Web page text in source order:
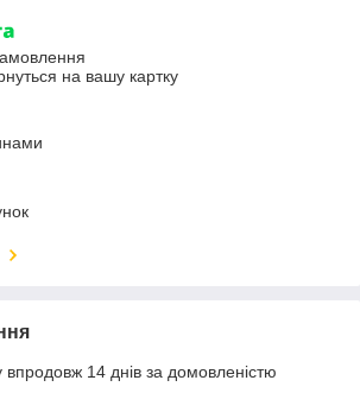
на вашу картку
14 днів за домовленістю